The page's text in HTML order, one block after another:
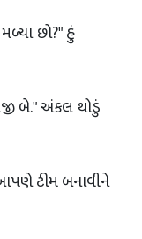
છો?" હું
બે." અંકલ થોડું
ટીમ બનાવીને